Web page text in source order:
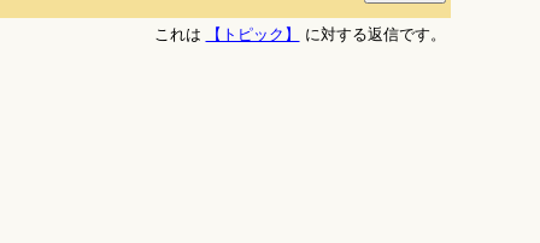
これは 【トピック】 に対する返信です。